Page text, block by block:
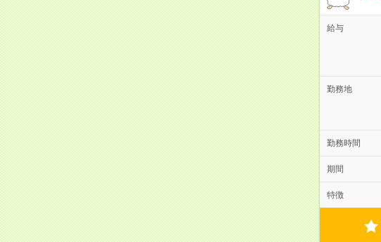
給与
勤務地
勤務時間
期間
特徴